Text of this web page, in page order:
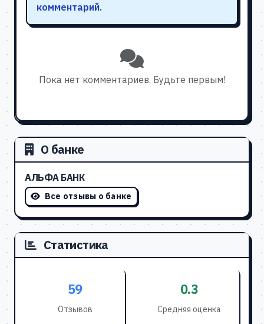
комментарий.
Пока нет комментариев. Будьте первым!
О банке
АЛЬФА БАНК
Все отзывы о банке
Статистика
59
Отзывов
0.3
Средняя оценка